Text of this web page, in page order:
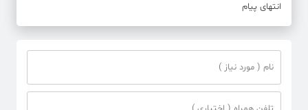
انتهای پیام